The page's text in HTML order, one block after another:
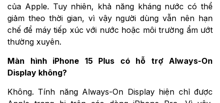
của Apple. Tuy nhiên, khả năng kháng nước có thể
giảm theo thời gian, vì vậy người dùng vẫn nên hạn
chế để máy tiếp xúc với nước hoặc môi trường ẩm ướt
thường xuyên.
Màn hình iPhone 15 Plus có hỗ trợ Always-On
Display không?
Không. Tính năng Always-On Display hiện chỉ được